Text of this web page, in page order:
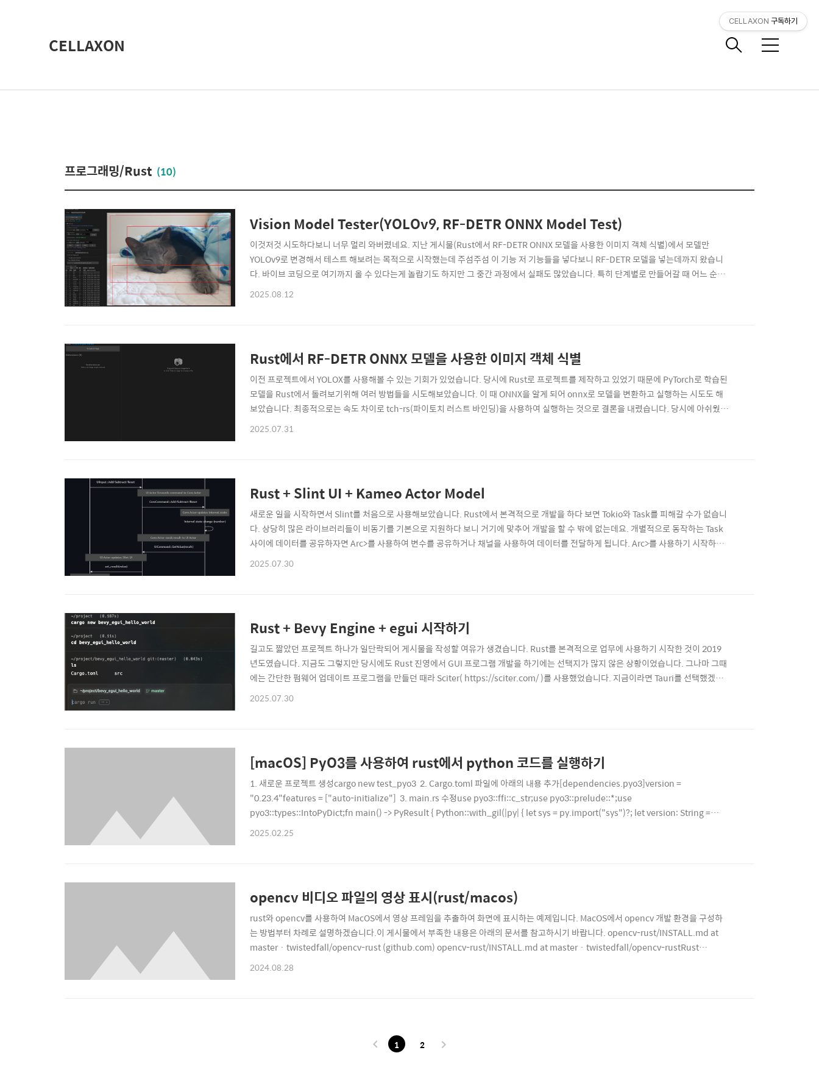
CELLAXON 메
프로그래밍/Rust (10)
Vision Model Tester(YOLOv9, RF-DETR ONNX Model Test)
이것저것 시도하다보니 너무 멀리 와버렸네요. 지난 게시물(Rust에서 RF-DETR ONNX 모델을 사용한 이미지 객체 식별)에서 모델만
YOLOv9로 변경해서 테스트 해보려는 목적으로 시작했는데 주섬주섬 이 기능 저 기능들을 넣다보니 RF-DETR 모델을 넣는데까지 왔습니
다. 바이브 코딩으로 여기까지 올 수 있다는게 놀랍기도 하지만 그 중간 과정에서 실패도 많았습니다. 특히 단계별로 만들어갈 때 어느 순간
잘 동작하는 코드를 날려버린다던지 자꾸 의도하지 않은 방향으로 틀어버리거나 몇 차례 시도 후 안되면 싹 갈아 엎어버리는 행동을 보여서
2025.08.12
Rust에서 RF-DETR ONNX 모델을 사용한 이미지 객체 식별
이전 프로젝트에서 YOLOX를 사용해볼 수 있는 기회가 있었습니다. 당시에 Rust로 프로젝트를 제작하고 있었기 때문에 PyTorch로 학습된
모델을 Rust에서 돌려보기위해 여러 방법들을 시도해보았습니다. 이 때 ONNX을 알게 되어 onnx로 모델을 변환하고 실행하는 시도도 해
보았습니다. 최종적으로는 속도 차이로 tch-rs(파이토치 러스트 바인딩)을 사용하여 실행하는 것으로 결론을 내렸습니다. 당시에 아쉬웠던
부분은 YOLOX의 동작 속도였는데요. 우연찮게 LinkedIn에서 Roboflow의 RF-DETR 에 대한 게시물을 발견하게 되었고 나중에 기회가
2025.07.31
Rust + Slint UI + Kameo Actor Model
새로운 일을 시작하면서 Slint를 처음으로 사용해보았습니다. Rust에서 본격적으로 개발을 하다 보면 Tokio와 Task를 피해갈 수가 없습니
다. 상당히 많은 라이브러리들이 비동기를 기본으로 지원하다 보니 거기에 맞추어 개발을 할 수 밖에 없는데요. 개별적으로 동작하는 Task
사이에 데이터를 공유하자면 Arc>를 사용하여 변수를 공유하거나 채널을 사용하여 데이터를 전달하게 됩니다. Arc>를 사용하기 시작하면
deadlock 발생 확률이 생깁니다. Rust가 좋은 언어이지만 deadlock 발생 가능성까지는 컴파일러에서 알아채지 못합니다. 조금만 주의
2025.07.30
Rust + Bevy Engine + egui 시작하기
길고도 짧았던 프로젝트 하나가 일단락되어 게시물을 작성할 여유가 생겼습니다. Rust를 본격적으로 업무에 사용하기 시작한 것이 2019
년도였습니다. 지금도 그렇지만 당시에도 Rust 진영에서 GUI 프로그램 개발을 하기에는 선택지가 많지 않은 상황이었습니다. 그나마 그때
에는 간단한 펌웨어 업데이트 프로그램을 만들던 때라 Sciter( https://sciter.com/ )를 사용했었습니다. 지금이라면 Tauri를 선택했겠지
만 Tauri가 1.0이 된 게 2022년도 여름에나 되어서였네요.시간이 지나 다시 GUI 프로그램을 만들어야 하는 상황이 왔고, 그때에는 Tauri를
2025.07.30
[macOS] PyO3를 사용하여 rust에서 python 코드를 실행하기
1. 새로운 프로젝트 생성cargo new test_pyo3 2. Cargo.toml 파일에 아래의 내용 추가[dependencies.pyo3]version =
"0.23.4"features = ["auto-initialize"] 3. main.rs 수정use pyo3::ffi::c_str;use pyo3::prelude::*;use
pyo3::types::IntoPyDict;fn main() -> PyResult { Python::with_gil(|py| { let sys = py.import("sys")?; let version: String =
2025.02.25
opencv 비디오 파일의 영상 표시(rust/macos)
rust와 opencv를 사용하여 MacOS에서 영상 프레임을 추출하여 화면에 표시하는 예제입니다. MacOS에서 opencv 개발 환경을 구성하
는 방법부터 차례로 설명하겠습니다.이 게시물에서 부족한 내용은 아래의 문서를 참고하시기 바랍니다. opencv-rust/INSTALL.md at
master · twistedfall/opencv-rust (github.com) opencv-rust/INSTALL.md at master · twistedfall/opencv-rustRust
bindings for OpenCV 3 & 4. Contribute to twistedfall/opencv-rust development by creating an account on
2024.08.28
1 2
CELLAXON 구독하기